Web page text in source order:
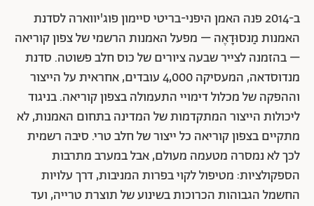
חלב שחור של שחר | באדיבות האמנית
Simon Fujiwara
"רגישות ללקטוז (סגנון קומיקס)", 2015, שמן על בד, 75X95
ס"מ כל אחד